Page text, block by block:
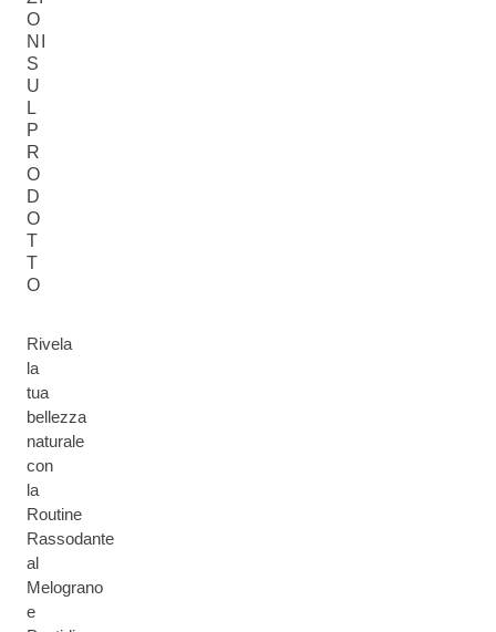
O
NI
S
U
L
P
R
O
D
O
T
T
O
Rivela
la
tua
bellezza
naturale
con
la
Routine
Rassodante
al
Melograno
e